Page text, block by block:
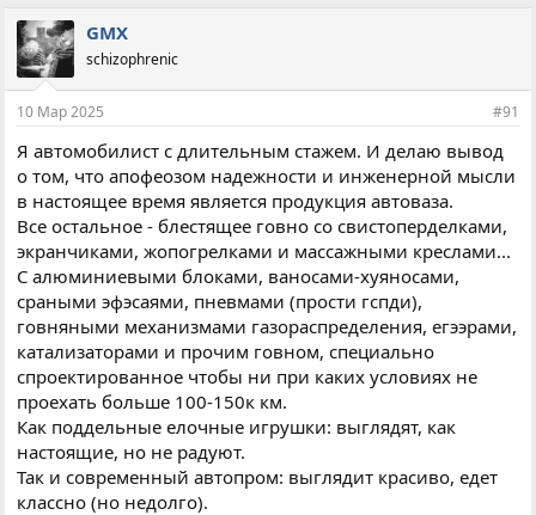
GMX
schizophrenic
10 Мар 2025 #91
Я автомобилист с длительным стажем. И делаю вывод
о том, что апофеозом надежности и инженерной мысли
в настоящее время является продукция автоваза.
Все остальное - блестящее говно со свистоперделками,
экранчиками, жопогрелками и массажными креслами...
С алюминиевыми блоками, ваносами-хуяносами,
сраными эфэсаями, пневмами (прости гспди),
говняными механизмами газораспределения, егээрами,
катализаторами и прочим говном, специально
спроектированное чтобы ни при каких условиях не
проехать больше 100-150к км.
Как поддельные елочные игрушки: выглядят, как
настоящие, но не радуют.
Так и современный автопром: выглядит красиво, едет
классно (но недолго).